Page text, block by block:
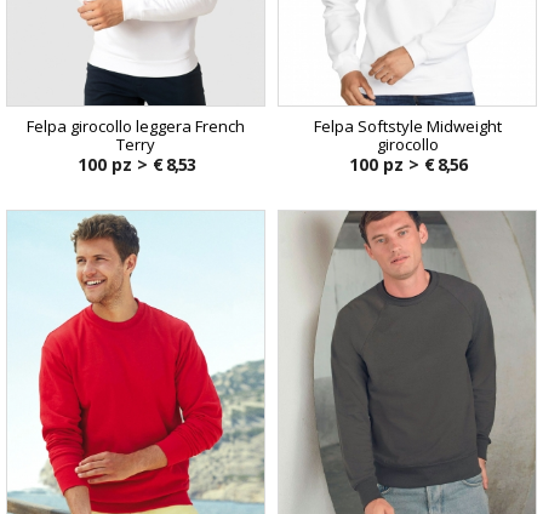
Felpa girocollo leggera French
Terry
100 pz > € 8,53
Felpa Softstyle Midweight
girocollo
100 pz > € 8,56